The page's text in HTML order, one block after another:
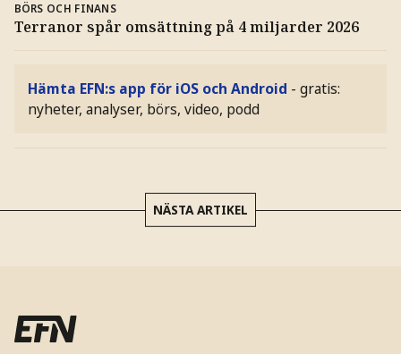
BÖRS OCH FINANS
Terranor spår omsättning på 4 miljarder 2026
Hämta EFN:s app för iOS och Android - gratis:
nyheter, analyser, börs, video, podd
NÄSTA ARTIKEL